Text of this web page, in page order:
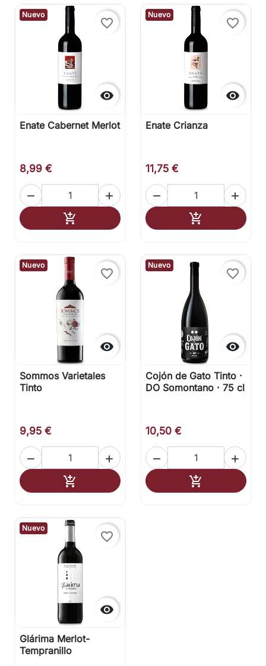
Nuevo

favorite_border
Enate Cabernet Merlot
8,99 €
 
 Añadir al carrito
Nuevo

favorite_border
Enate Crianza
11,75 €
 
 Añadir al
Nuevo

favorite_border
Sommos Varietales
Tinto
9,95 €
 
 Añadir al carrito
Nuevo

favorite_border
Cojón de Gato Tinto ·
DO Somontano · 75 cl
10,50 €
 
 Añadir al
Nuevo

favorite_border
Glárima Merlot-
Tempranillo